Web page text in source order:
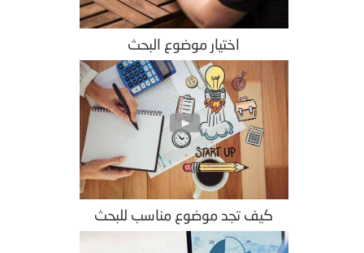
اختيار موضوع البحث
كيف تجد موضوع مناسب للبحث